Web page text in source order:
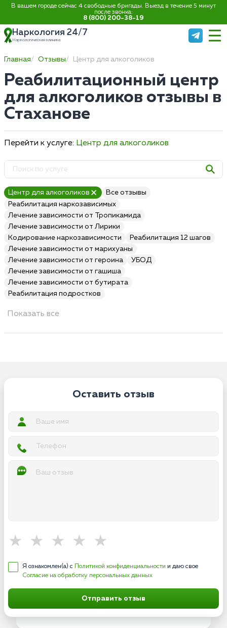
В вашем городе сейчас 4 свободные бригады. Выезд в течение 5 минут
после звонка:
8 (800) 200-38-19
Наркология 24/7
Наркологическая клиника
Главная Отзывы Центр для алкоголиков
Реабилитационный центр
для алкоголиков отзывы в
Стаханове
Перейти к услуге: Центр для алкоголиков
Центр для алкоголиков
Все отзывы
Реабилитация наркозависимых
Лечение зависимости от Тропикамида
Лечение зависимости от Лирики
Кодирование наркозависимости
Реабилитация 12 шагов
Лечение зависимости от марихуаны
Лечение зависимости от героина
УБОД
Лечение зависимости от гашиша
Лечение зависимости от бутирата
Реабилитация подростков
Показать все
Оставить отзыв
Я ознакомлен(а) с Политикой конфиденциальности и даю свое
Согласие на обработку персональных данных
Отправить отзыв